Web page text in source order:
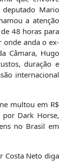
Mario
a atenção
48 horas para
onde anda o ex-
Câmara, Hugo
duração e
internacional
multou em R$
Dark Horse,
no Brasil em
Costa Neto diga